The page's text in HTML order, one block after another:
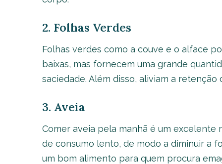
2. Folhas Verdes
Folhas verdes como a couve e o alface
baixas, mas fornecem uma grande
saciedade. Além disso, aliviam a retenção
3. Aveia
Comer aveia pela manhã é um
de consumo lento, de modo a diminuir a
um bom alimento para quem procura